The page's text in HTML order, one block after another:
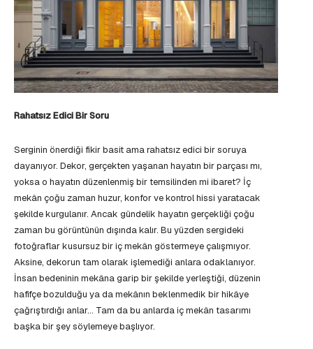
Rahatsız Edici Bir Soru
Serginin önerdiği fikir basit ama rahatsız edici bir soruya
dayanıyor. Dekor, gerçekten yaşanan hayatın bir parçası mı,
yoksa o hayatın düzenlenmiş bir temsilinden mi ibaret? İç
mekân çoğu zaman huzur, konfor ve kontrol hissi yaratacak
şekilde kurgulanır. Ancak gündelik hayatın gerçekliği çoğu
zaman bu görüntünün dışında kalır. Bu yüzden sergideki
fotoğraflar kusursuz bir iç mekân göstermeye çalışmıyor.
Aksine, dekorun tam olarak işlemediği anlara odaklanıyor.
İnsan bedeninin mekâna garip bir şekilde yerleştiği, düzenin
hafifçe bozulduğu ya da mekânın beklenmedik bir hikâye
çağrıştırdığı anlar… Tam da bu anlarda iç mekân tasarımı
başka bir şey söylemeye başlıyor.